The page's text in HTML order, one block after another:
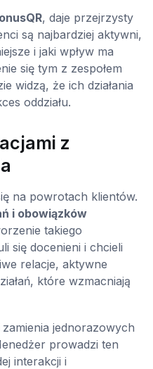
, daje przejrzysty
są najbardziej aktywni,
i jaki wpływ ma
się tym z zespołem
widzą, że ich działania
oddziału.
z
na powrotach klientów.
i obowiązków
takiego
się docenieni i chcieli
relacje, aktywne
które wzmacniają
jednorazowych
prowadzi ten
interakcji i